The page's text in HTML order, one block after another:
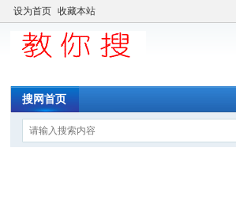
设为首页 收藏本站
搜网首页